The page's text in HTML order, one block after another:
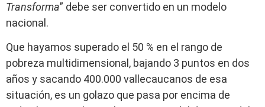
Transforma” debe ser convertido en un modelo
nacional.
Que hayamos superado el 50 % en el rango de
pobreza multidimensional, bajando 3 puntos en dos
años y sacando 400.000 vallecaucanos de esa
situación, es un golazo que pasa por encima de